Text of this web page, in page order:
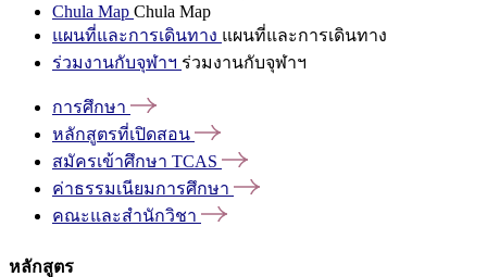
Chula Map Chula Map
แผนที่และการเดินทาง แผนที่และการเดินทาง
ร่วมงานกับจุฬาฯ ร่วมงานกับจุฬาฯ
การศึกษา
หลักสูตรที่เปิดสอน
สมัครเข้าศึกษา TCAS
ค่าธรรมเนียมการศึกษา
คณะและสำนักวิชา
หลักสูตร